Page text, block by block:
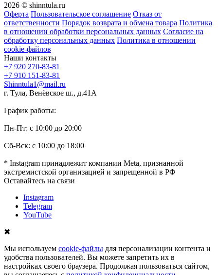
2026 © shinntula.ru
Оферта Пользовательское соглашение Отказ от
ответственности Порядок возврата и обмена товара Политика
в отношении обработки персональных данных Согласие на
обработку персональных данных Политика в отношении
cookie-файлов
Наши контакты
+7 920 270-83-81
+7 910 151-83-81
Shinntula1@mail.ru
г. Тула, Венёвское ш., д.41А
График работы:
Пн-Пт: с 10:00 до 20:00
Сб-Вск: с 10:00 до 18:00
* Instagram принадлежит компании Meta, признанной
экстремистской организацией и запрещенной в РФ
Оставайтесь на связи
Instagram
Telegram
YouTube
✖
Мы используем cookie-файлы для персонализации контента и
удобства пользователей. Вы можете запретить их в
настройках своего браузера. Продолжая пользоваться сайтом,